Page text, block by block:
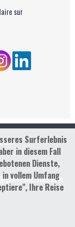
sur
Surferlebnis
in diesem Fall
Dienste,
vollem Umfang
Ihre Reise